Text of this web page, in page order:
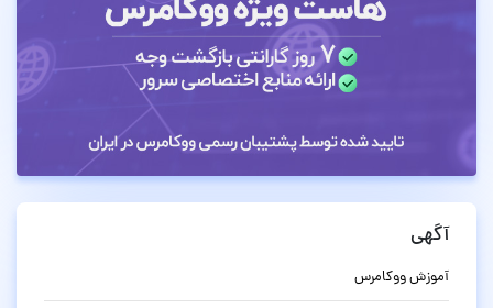
آگهی
آموزش ووکامرس